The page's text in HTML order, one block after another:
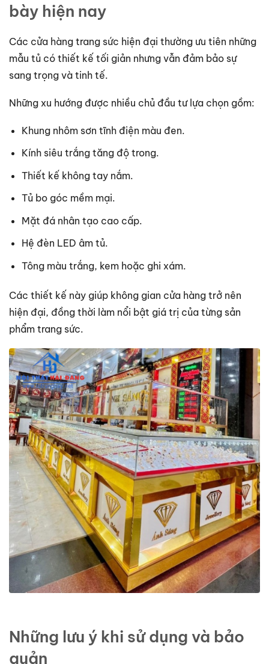
bày hiện nay
Các cửa hàng trang sức hiện đại thường ưu tiên những
mẫu tủ có thiết kế tối giản nhưng vẫn đảm bảo sự
sang trọng và tinh tế.
Những xu hướng được nhiều chủ đầu tư lựa chọn gồm:
Khung nhôm sơn tĩnh điện màu đen.
Kính siêu trắng tăng độ trong.
Thiết kế không tay nắm.
Tủ bo góc mềm mại.
Mặt đá nhân tạo cao cấp.
Hệ đèn LED âm tủ.
Tông màu trắng, kem hoặc ghi xám.
Các thiết kế này giúp không gian cửa hàng trở nên
hiện đại, đồng thời làm nổi bật giá trị của từng sản
phẩm trang sức.
Những lưu ý khi sử dụng và bảo
quản